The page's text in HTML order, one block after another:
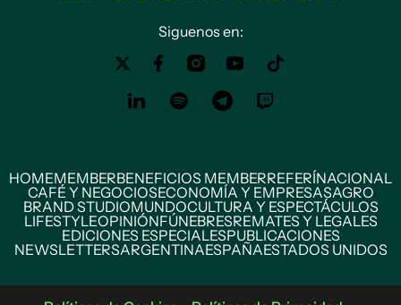
Siguenos en:
HOMEMEMBERBENEFICIOS MEMBERREFERÍNACIONAL
CAFÉ Y NEGOCIOSECONOMÍA Y EMPRESASAGRO
BRAND STUDIOMUNDOCULTURA Y ESPECTÁCULOS
LIFESTYLEOPINIÓNFÚNEBRESREMATES Y LEGALES
EDICIONES ESPECIALESPUBLICACIONES
NEWSLETTERSARGENTINAESPAÑAESTADOS UNIDOS